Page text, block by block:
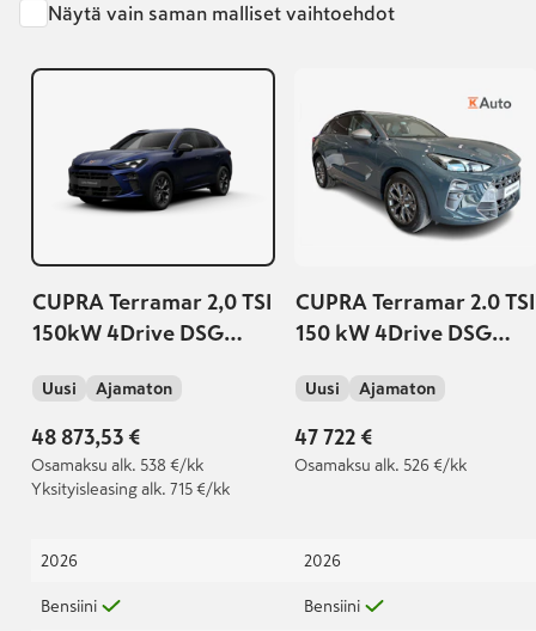
Näytä vain saman malliset vaihtoehdot
CUPRA Terramar 2,0 TSI
150kW 4Drive DSG
Uusi Ajamaton
48 873,53 €
Osamaksu alk. 538 €/kk
Yksityisleasing alk. 715 €/kk
2026
Bensiini
CUPRA Terramar 2.0 TSI
150 kW 4Drive DSG
Vetokoukku | Takuu
5v./150tkm |
Uusi Ajamaton
47 722 €
Osamaksu alk. 526 €/kk
2026
Bensiini